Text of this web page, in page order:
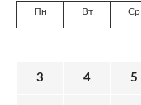
Пн Вт Ср
3 4 5